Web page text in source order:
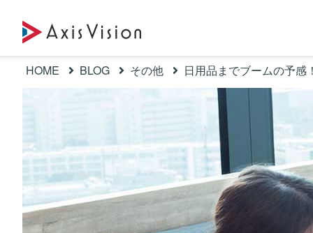
HOME BLOG その他 日用品までブームの予感